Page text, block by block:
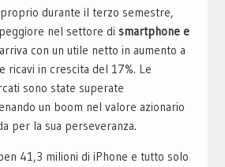
durante il terzo semestre,
nel settore di smartphone e
con un utile netto in aumento a
ricavi in crescita del 17%. Le
sono state superate
un boom nel valore azionario
per la sua perseveranza.
41,3 milioni di iPhone e tutto solo